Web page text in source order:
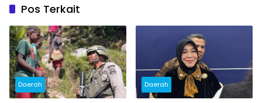
Pos Terkait
Daerah Daerah